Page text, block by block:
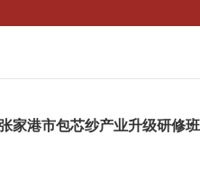
家港市包芯纱产业升级研修班